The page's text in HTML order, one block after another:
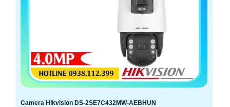
Camera Hikvision DS-2SE7C432MW-AEBHUN